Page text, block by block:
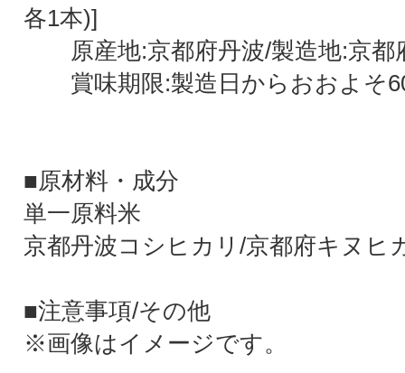
各1本)]
原産地:京都府丹波/製造地:京都
賞味期限:製造日からおおよそ
■原材料・成分
単一原料米
京都丹波コシヒカリ/京都府キヌヒ
■注意事項/その他
※画像はイメージです。